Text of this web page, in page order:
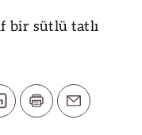
bir sütlü tatlı